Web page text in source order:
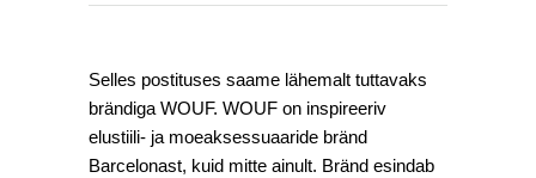
Selles postituses saame lähemalt tuttavaks
brändiga WOUF. WOUF on inspireeriv
elustiili- ja moeaksessuaaride bränd
Barcelonast, kuid mitte ainult. Bränd esindab